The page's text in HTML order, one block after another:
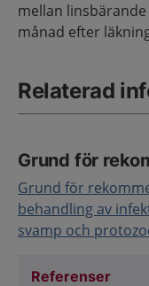
mellan
månad efter
Relaterad
Grund för
Grund för
behandling av
svamp och
Referenser